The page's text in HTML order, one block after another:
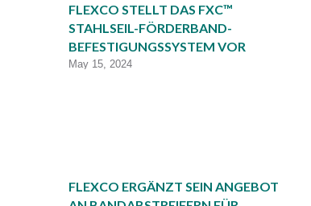
FLEXCO STELLT DAS FXC™
STAHLSEIL-FÖRDERBAND-
BEFESTIGUNGSSYSTEM VOR
May 15, 2024
FLEXCO ERGÄNZT SEIN ANGEBOT